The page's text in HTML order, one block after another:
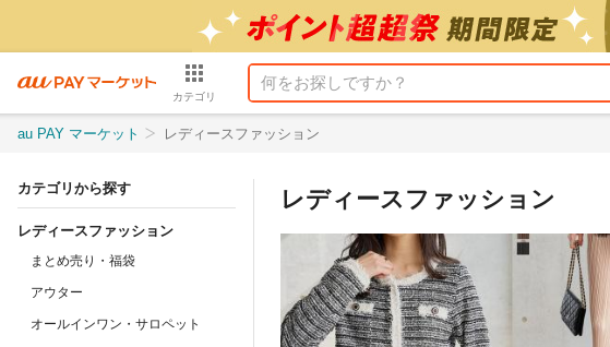
カテゴリ
au PAY マーケット レディースファッション
カテゴリから探す
レディースファッション
まとめ売り・福袋
アウター
オールインワン・サロペット
レディースファッション